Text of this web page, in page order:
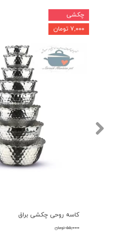
کاسه روحی چکشی براق
۵۵,۰۰۰ تومان
چکشی
۷,۰۰۰ تومان